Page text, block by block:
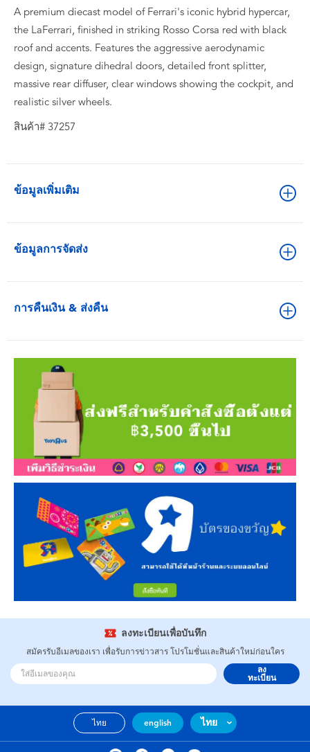
แกดเจ็ต
A premium diecast model of Ferrari's iconic hybrid hypercar,
the LaFerrari, finished in striking Rosso Corsa red with black
roof and accents. Features the aggressive aerodynamic
design, signature dihedral doors, detailed front splitter,
massive rear diffuser, clear windows showing the cockpit, and
realistic silver wheels.
สินค้า# 37257
ข้อมูลเพิ่มเติม
ข้อมูลการจัดส่ง
การคืนเงิน & ส่งคืน
ลงทะเบียนเพื่อบันทึก
สมัครรับอีเมลของเรา เพื่อรับการข่าวสาร โปรโมชั่นและสินค้าใหม่ก่อนใคร
ลง
ทะเบียน
ไทย english ไทย